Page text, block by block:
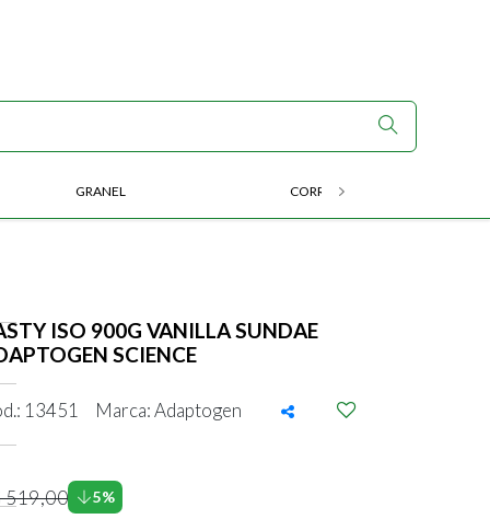
GRANEL CORRIDA E ENDURANCE
ISO 900G VANILLA SUNDAE
SCIENCE
13451 Marca: Adaptogen
519,00 5%